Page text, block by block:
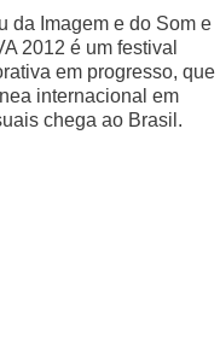
da Imagem e do Som e
2012 é um festival
em progresso, que
internacional em
chega ao Brasil.